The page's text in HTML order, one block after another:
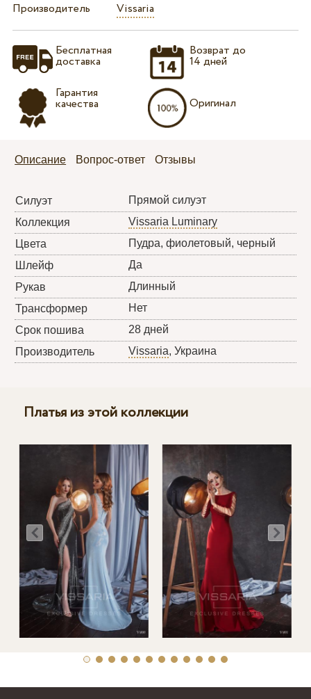
Производитель
Vissaria
Бесплатная
доставка
Гарантия
качества
Возврат до
14 дней
Оригинал
Описание Вопрос-ответ Отзывы
Силуэт
Прямой силуэт
Коллекция
Vissaria Luminary
Цвета
Пудра, фиолетовый, черный
Шлейф
Да
Рукав
Длинный
Трансформер
Нет
Срок пошива
28 дней
Производитель
Vissaria, Украина
Платья из этой коллекции